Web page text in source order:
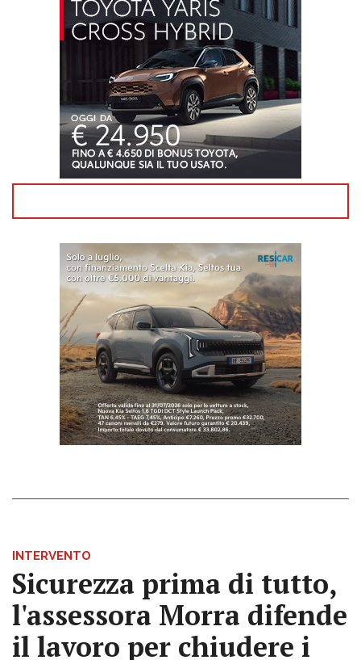
INTERVENTO
Sicurezza prima di tutto,
l'assessora Morra difende
il lavoro per chiudere i